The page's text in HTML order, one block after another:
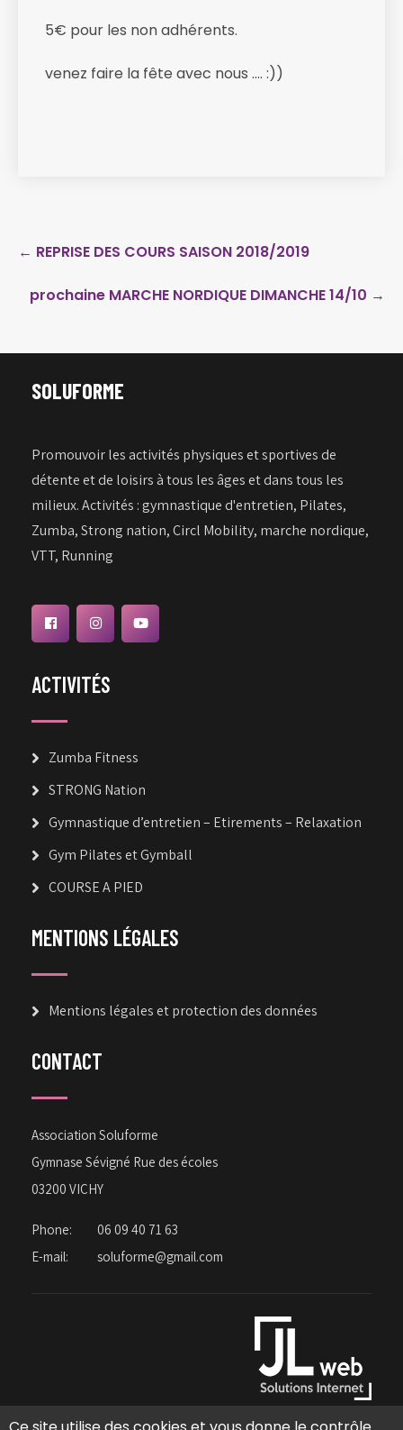
5€ pour les non adhérents.
venez faire la fête avec nous …. :))
Post
navigation
← REPRISE DES COURS SAISON 2018/2019
prochaine MARCHE NORDIQUE DIMANCHE 14/10 →
SOLUFORME
Promouvoir les activités physiques et sportives de
détente et de loisirs à tous les âges et dans tous les
milieux. Activités : gymnastique d'entretien, Pilates,
Zumba, Strong nation, Circl Mobility, marche nordique,
VTT, Running
ACTIVITÉS
Zumba Fitness
STRONG Nation
Gymnastique d’entretien – Etirements – Relaxation
Gym Pilates et Gymball
COURSE A PIED
MENTIONS LÉGALES
Mentions légales et protection des données
CONTACT
Association Soluforme
Gymnase Sévigné Rue des écoles
03200 VICHY
Phone:
06 09 40 71 63
E-mail:
soluforme@gmail.com